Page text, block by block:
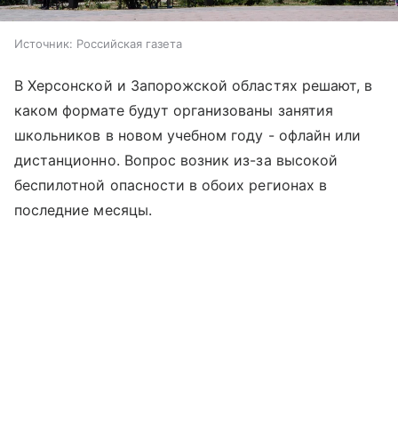
Источник: Российская газета
В Херсонской и Запорожской областях решают, в
каком формате будут организованы занятия
школьников в новом учебном году - офлайн или
дистанционно. Вопрос возник из-за высокой
беспилотной опасности в обоих регионах в
последние месяцы.